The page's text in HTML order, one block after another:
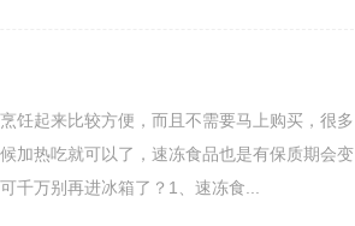
饪起来比较方便，而且不需要马上购买，很多
加热吃就可以了，速冻食品也是有保质期会变
千万别再进冰箱了？1、速冻食...